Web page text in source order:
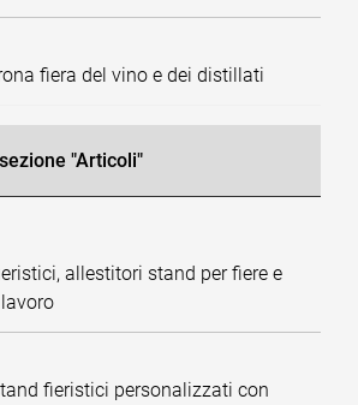
fiera del vino e dei distillati
"Articoli"
allestitori stand per fiere e
fieristici personalizzati con